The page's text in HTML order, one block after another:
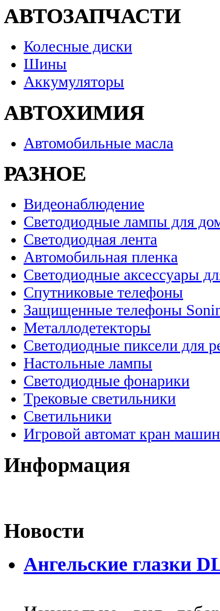
АВТОЗАПЧАСТИ
Колесные диски
Шины
Аккумуляторы
АВТОХИМИЯ
Автомобильные масла
РАЗНОЕ
Видеонаблюдение
Светодиодные лампы для
Светодиодная лента
Автомобильная пленка
Светодиодные аксессуары
Спутниковые телефоны
Защищенные телефоны
Металлодетекторы
Светодиодные пиксели для
Настольные лампы
Светодиодные фонарики
Трековые светильники
Светильники
Игровой автомат кран
Информация
Новости
Ангельские глазки